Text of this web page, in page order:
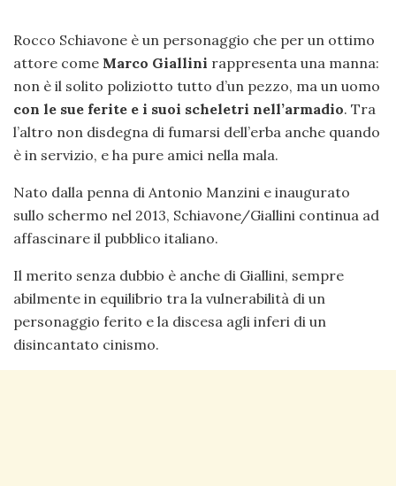
Rocco Schiavone è un personaggio che per un ottimo
attore come Marco Giallini rappresenta una manna:
non è il solito poliziotto tutto d’un pezzo, ma un uomo
con le sue ferite e i suoi scheletri nell’armadio. Tra
l’altro non disdegna di fumarsi dell’erba anche quando
è in servizio, e ha pure amici nella mala.
Nato dalla penna di Antonio Manzini e inaugurato
sullo schermo nel 2013, Schiavone/Giallini continua ad
affascinare il pubblico italiano.
Il merito senza dubbio è anche di Giallini, sempre
abilmente in equilibrio tra la vulnerabilità di un
personaggio ferito e la discesa agli inferi di un
disincantato cinismo.